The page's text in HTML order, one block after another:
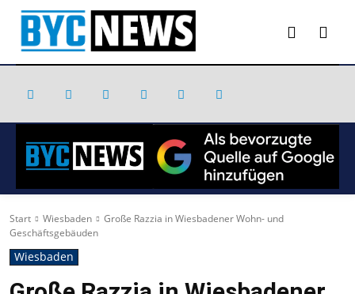
Start Wiesbaden
Große Razzia in Wiesbadener Wohn- und
Geschäftsgebäuden
Wiesbaden